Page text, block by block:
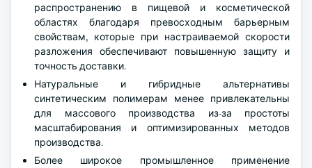
распространению в пищевой и косметической
областях благодаря превосходным барьерным
свойствам, которые при настраиваемой скорости
разложения обеспечивают повышенную защиту и
точность доставки.
Натуральные и гибридные альтернативы
синтетическим полимерам менее привлекательны
для массового производства из-за простоты
масштабирования и оптимизированных методов
производства.
Более широкое промышленное применение